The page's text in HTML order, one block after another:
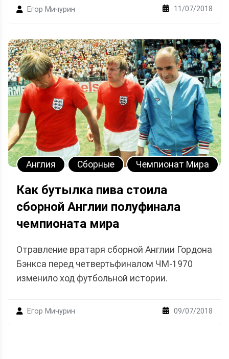
Егор Мичурин 11/07/2018
Англия Сборные Чемпионат Мира
Как бутылка пива стоила
сборной Англии полуфинала
чемпионата мира
Отравление вратаря сборной Англии Гордона
Бэнкса перед четвертьфиналом ЧМ-1970
изменило ход футбольной истории.
Егор Мичурин 09/07/2018